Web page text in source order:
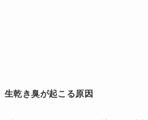
生乾き臭が起こる原因